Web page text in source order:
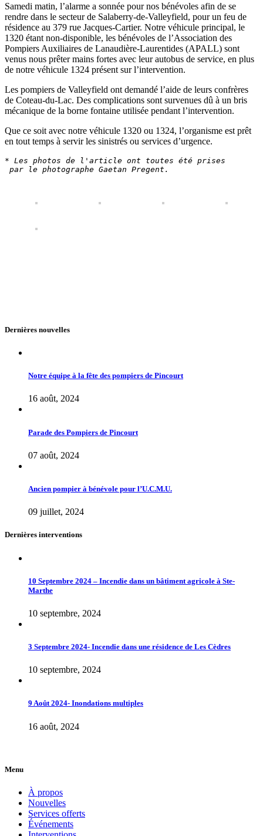
Samedi matin, l’alarme a sonnée pour nos bénévoles afin de se
rendre dans le secteur de Salaberry-de-Valleyfield, pour un feu de
résidence au 379 rue Jacques-Cartier. Notre véhicule principal, le
1320 étant non-disponible, les bénévoles de l’Association des
Pompiers Auxiliaires de Lanaudière-Laurentides (APALL) sont
venus nous prêter mains fortes avec leur autobus de service, en plus
de notre véhicule 1324 présent sur l’intervention.
Les pompiers de Valleyfield ont demandé l’aide de leurs confrères
de Coteau-du-Lac. Des complications sont survenues dû à un bris
mécanique de la borne fontaine utilisée pendant l’intervention.
Que ce soit avec notre véhicule 1320 ou 1324, l’organisme est prêt
en tout temps à servir les sinistrés ou services d’urgence.
* Les photos de l'article ont toutes été prises
par le photographe Gaetan Pregent.
Dernières nouvelles
Notre équipe à la fête des pompiers de Pincourt
16 août, 2024
Parade des Pompiers de Pincourt
07 août, 2024
Ancien pompier à bénévole pour l’U.C.M.U.
09 juillet, 2024
Dernières interventions
10 Septembre 2024 – Incendie dans un bâtiment agricole à Ste-
Marthe
10 septembre, 2024
3 Septembre 2024- Incendie dans une résidence de Les Cèdres
10 septembre, 2024
9 Août 2024- Inondations multiples
16 août, 2024
Menu
À propos
Nouvelles
Services offerts
Événements